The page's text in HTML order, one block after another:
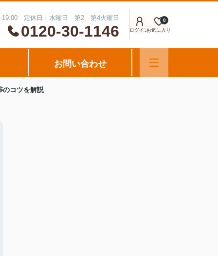
19:00 定休日：水曜日 第2、第4火曜日
0120-30-1146 ログインお気に入り
0
お問い合わせ
のコツを解説